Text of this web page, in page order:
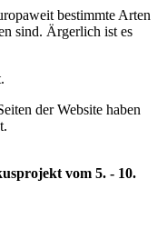
bestimmte Arten
sind. Ärgerlich ist es
der Website haben
vom 5. - 10.